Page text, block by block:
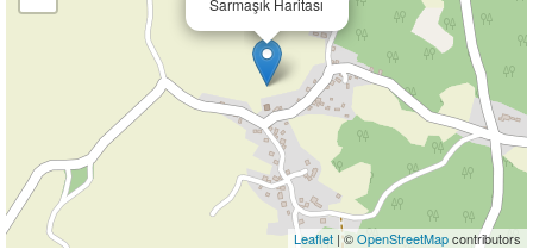
Sarmaşık Haritası
Leaflet | ©OpenStreetMapcontributors